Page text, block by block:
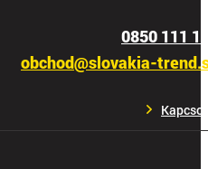
0850 111
obchod@slovakia-